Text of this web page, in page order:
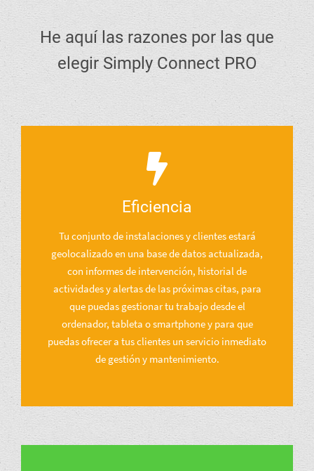
He aquí las razones por las que
elegir Simply Connect PRO
Eficiencia
Tu conjunto de instalaciones y clientes estará
geolocalizado en una base de datos actualizada,
con informes de intervención, historial de
actividades y alertas de las próximas citas, para
que puedas gestionar tu trabajo desde el
ordenador, tableta o smartphone y para que
puedas ofrecer a tus clientes un servicio inmediato
de gestión y mantenimiento.